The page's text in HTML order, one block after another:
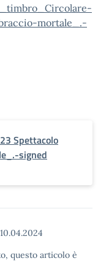
mortale_.-
Spettacolo
signed
10.04.2024
questo articolo è